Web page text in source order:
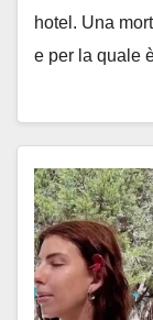
hotel. Una
e per la quale